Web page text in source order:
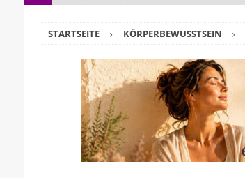
STARTSEITE KÖRPERBEWUSSTSEIN